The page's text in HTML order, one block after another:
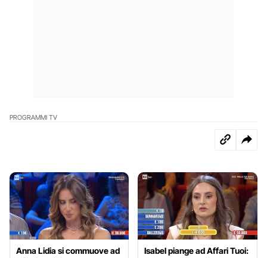
PROGRAMMI TV
Anna Lidia si commuove ad
Isabel piange ad Affari Tuoi: